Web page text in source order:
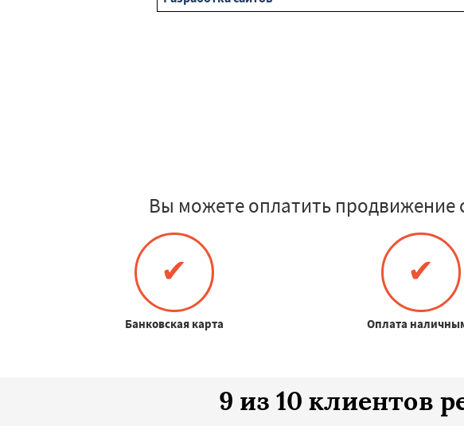
Вы можете оплатить продвижение
✔
Банковская карта
✔
Оплата
9 из 10 клиентов